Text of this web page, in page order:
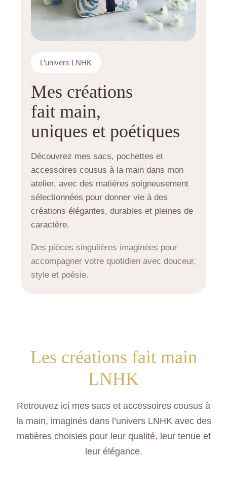
L’univers LNHK
Mes créations
fait main,
uniques et poétiques
Découvrez mes sacs, pochettes et
accessoires cousus à la main dans mon
atelier, avec des matières soigneusement
sélectionnées pour donner vie à des
créations élégantes, durables et pleines de
caractère.
Des pièces singulières imaginées pour
accompagner votre quotidien avec douceur,
style et poésie.
Les créations fait main
LNHK
Retrouvez ici mes sacs et accessoires cousus à
la main, imaginés dans l’univers LNHK avec des
matières choisies pour leur qualité, leur tenue et
leur élégance.